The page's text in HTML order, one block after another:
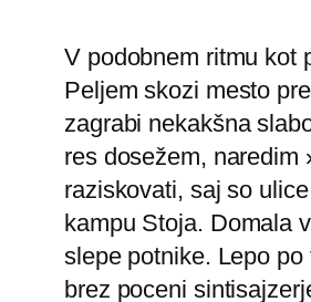
V podobnem ritmu kot
Peljem skozi mesto
zagrabi nekakšna
res dosežem,
raziskovati, saj so
kampu Stoja. Domala
slepe potnike. Lepo
brez poceni